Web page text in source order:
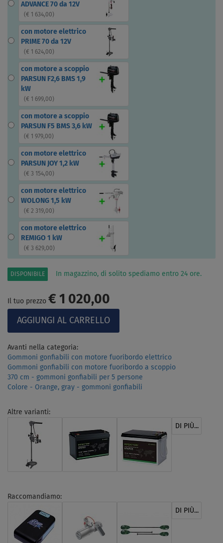
ADVANCE 70 da 12V
( € 1 634,00)
con motore elettrico
PRIME 70 da 12V
( € 1 624,00)
con motore a scoppio
PARSUN F2,6 BMS 1,9
kW
( € 1 699,00)
con motore a scoppio
PARSUN F5 BMS 3,6 kW
( € 1 979,00)
con motore elettrico
PARSUN JOY 1,2 kW
( € 3 154,00)
con motore elettrico
WOLONG 1,5 kW
( € 2 319,00)
con motore elettrico
REMIGO 1 kW
( € 3 629,00)
DISPONIBILE In magazzino, di solito spediamo entro 24 ore.
Il tuo prezzo € 1 020,00
Avanti nella categoria:
Gommoni gonfiabili con motore fuoribordo elettrico
Gommoni gonfiabili con motore fuoribordo a scoppio
370 cm - gommoni gonfiabili per 5 persone
Colore - Orange, gray - gommoni gonfiabili
Altre varianti:
DI PIÙ...
Raccomandiamo:
DI PIÙ...